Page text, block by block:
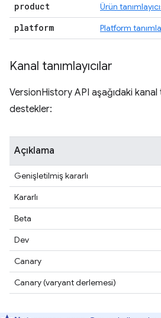
product Ürün
platform Platform
Kanal tanımlayıcılar
VersionHistory API aşağıdaki kanal
destekler:
Açıklama
Genişletilmiş kararlı
Kararlı
Beta
Dev
Canary
Canary (varyant derlemesi)